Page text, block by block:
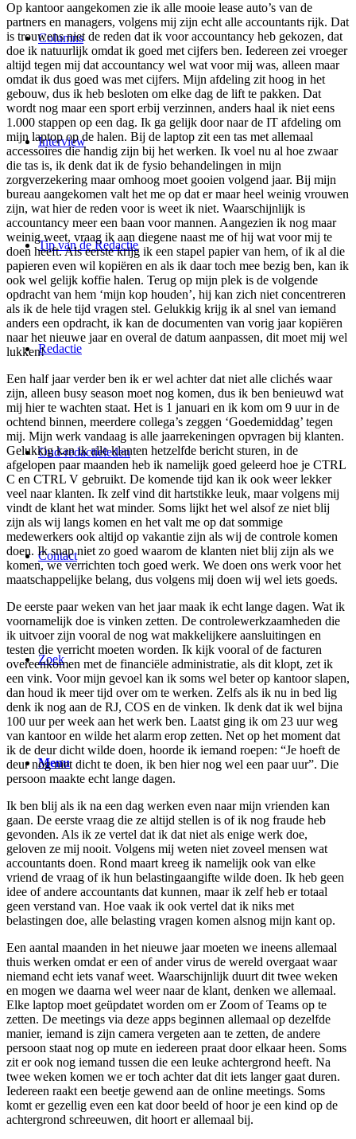
Columns
Interview
Tip van de Redactie
Redactie
Oud-redactieleden
Contact
Zoek
Menu
Op kantoor aangekomen zie ik alle mooie lease auto’s van de
partners en managers, volgens mij zijn echt alle accountants rijk. Dat
is trouwens niet de reden dat ik voor accountancy heb gekozen, dat
doe ik natuurlijk omdat ik goed met cijfers ben. Iedereen zei vroeger
altijd tegen mij dat accountancy wel wat voor mij was, alleen maar
omdat ik dus goed was met cijfers. Mijn afdeling zit hoog in het
gebouw, dus ik heb besloten om elke dag de lift te pakken. Dat
wordt nog maar een sport erbij verzinnen, anders haal ik niet eens
1.000 stappen op een dag. Ik ga gelijk door naar de IT afdeling om
mijn laptop op de halen. Bij de laptop zit een tas met allemaal
accessoires die handig zijn bij het werken. Ik voel nu al hoe zwaar
die tas is, ik denk dat ik de fysio behandelingen in mijn
zorgverzekering maar omhoog moet gooien volgend jaar. Bij mijn
bureau aangekomen valt het me op dat er maar heel weinig vrouwen
zijn, wat hier de reden voor is weet ik niet. Waarschijnlijk is
accountancy meer een baan voor mannen. Aangezien ik nog maar
weinig weet, vraag ik aan diegene naast me of hij wat voor mij te
doen heeft. Als eerste krijg ik een stapel papier van hem, of ik al die
papieren even wil kopiëren en als ik daar toch mee bezig ben, kan ik
ook wel gelijk koffie halen. Terug op mijn plek is de volgende
opdracht van hem ‘mijn kop houden’, hij kan zich niet concentreren
als ik de hele tijd vragen stel. Gelukkig krijg ik al snel van iemand
anders een opdracht, ik kan de documenten van vorig jaar kopiëren
naar het nieuwe jaar en overal de datum aanpassen, dit moet mij wel
lukken!
Een half jaar verder ben ik er wel achter dat niet alle clichés waar
zijn, alleen busy season moet nog komen, dus ik ben benieuwd wat
mij hier te wachten staat. Het is 1 januari en ik kom om 9 uur in de
ochtend binnen, meerdere collega’s zeggen ‘Goedemiddag’ tegen
mij. Mijn werk vandaag is alle jaarrekeningen opvragen bij klanten.
Gelukkig kan ik alle klanten hetzelfde bericht sturen, in de
afgelopen paar maanden heb ik namelijk goed geleerd hoe je CTRL
C en CTRL V gebruikt. De komende tijd kan ik ook weer lekker
veel naar klanten. Ik zelf vind dit hartstikke leuk, maar volgens mij
vindt de klant het wat minder. Soms lijkt het wel alsof ze niet blij
zijn als wij langs komen en het valt me op dat sommige
medewerkers ook altijd op vakantie zijn als wij de controle komen
doen. Ik snap niet zo goed waarom de klanten niet blij zijn als we
komen, we verrichten toch goed werk. We doen ons werk voor het
maatschappelijke belang, dus volgens mij doen wij wel iets goeds.
De eerste paar weken van het jaar maak ik echt lange dagen. Wat ik
voornamelijk doe is vinken zetten. De controlewerkzaamheden die
ik uitvoer zijn vooral de nog wat makkelijkere aansluitingen en
testen die verricht moeten worden. Ik kijk vooral of de facturen
overeenkomen met de financiële administratie, als dit klopt, zet ik
een vink. Voor mijn gevoel kan ik soms wel beter op kantoor slapen,
dan houd ik meer tijd over om te werken. Zelfs als ik nu in bed lig
denk ik nog aan de RJ, COS en de vinken. Ik denk dat ik wel bijna
100 uur per week aan het werk ben. Laatst ging ik om 23 uur weg
van kantoor en wilde het alarm erop zetten. Net op het moment dat
ik de deur dicht wilde doen, hoorde ik iemand roepen: “Je hoeft de
deur nog niet dicht te doen, ik ben hier nog wel een paar uur”. Die
persoon maakte echt lange dagen.
Ik ben blij als ik na een dag werken even naar mijn vrienden kan
gaan. De eerste vraag die ze altijd stellen is of ik nog fraude heb
gevonden. Als ik ze vertel dat ik dat niet als enige werk doe,
geloven ze mij nooit. Volgens mij weten niet zoveel mensen wat
accountants doen. Rond maart kreeg ik namelijk ook van elke
vriend de vraag of ik hun belastingaangifte wilde doen. Ik heb geen
idee of andere accountants dat kunnen, maar ik zelf heb er totaal
geen verstand van. Hoe vaak ik ook vertel dat ik niks met
belastingen doe, alle belasting vragen komen alsnog mijn kant op.
Een aantal maanden in het nieuwe jaar moeten we ineens allemaal
thuis werken omdat er een of ander virus de wereld overgaat waar
niemand echt iets vanaf weet. Waarschijnlijk duurt dit twee weken
en mogen we daarna wel weer naar de klant, denken we allemaal.
Elke laptop moet geüpdatet worden om er Zoom of Teams op te
zetten. De meetings via deze apps beginnen allemaal op dezelfde
manier, iemand is zijn camera vergeten aan te zetten, de andere
persoon staat nog op mute en iedereen praat door elkaar heen. Soms
zit er ook nog iemand tussen die een leuke achtergrond heeft. Na
twee weken komen we er toch achter dat dit iets langer gaat duren.
Iedereen raakt een beetje gewend aan de online meetings. Soms
komt er gezellig even een kat door beeld of hoor je een kind op de
achtergrond schreeuwen, dit hoort er allemaal bij.